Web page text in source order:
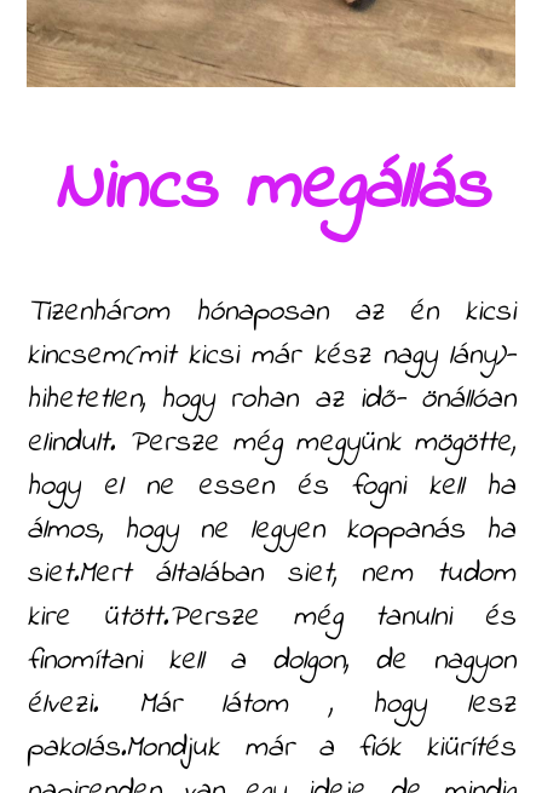
Nincs megállás
Tizenhárom hónaposan az én kicsi
kincsem(mit kicsi már kész nagy lány)-
hihetetlen, hogy rohan az idő- önállóan
elindult. Persze még megyünk mögötte,
hogy el ne essen és fogni kell ha
álmos, hogy ne legyen koppanás ha
siet.Mert általában siet, nem tudom
kire ütött.Persze még tanulni és
finomítani kell a dolgon, de nagyon
élvezi. Már látom , hogy lesz
pakolás.Mondjuk már a fiók kiürítés